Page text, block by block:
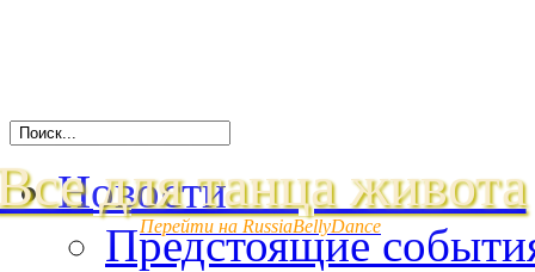
для танца живота
Перейти на RussiaBellyDance
Новости
Предстоящие